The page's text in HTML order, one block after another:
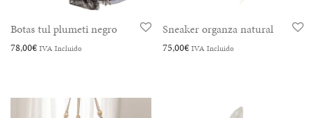
Botas tul plumeti negro
78,00€ IVA Incluido
Sneaker organza natural
75,00€ IVA Incluido